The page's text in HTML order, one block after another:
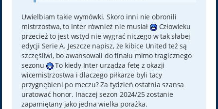
Uwielbiam takie wymówki. Skoro inni nie obronili
mistrzostwa, to Inter również nie musiał
Człowieku
przecież to jest wstyd nie wygrać niczego w tak słabej
edycji Serie A. Jeszcze napisz, że kibice United też są
szczęśliwi, bo awansowali do finału mimo tragicznego
sezonu
To kiedy Inter urządza fetę z okazji
wicemistrzostwa i dlaczego piłkarze byli tacy
przygnębieni po meczu? Za tydzień ostatnia szansa
uratować honor. Inaczej sezon 2024/25 zostanie
zapamiętany jako jedna wielka porażka.